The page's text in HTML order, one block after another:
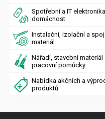
Spotřební a IT
domácnost
Instalační, izolační a
materiál
Nářadí, stavební materiál
pracovní pomůcky
Nabídka akčních a
produktů